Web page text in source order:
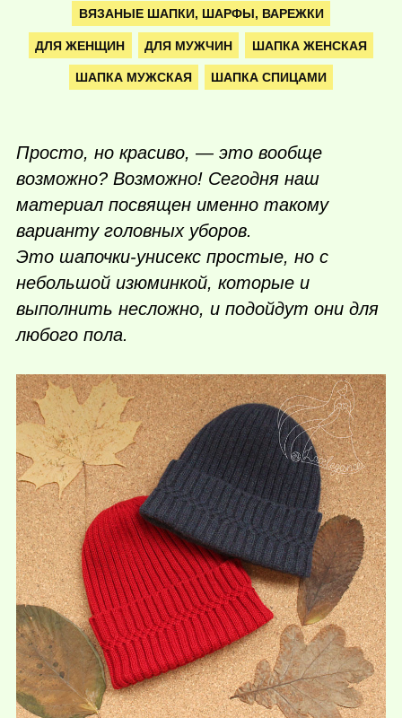
ВЯЗАНЫЕ ШАПКИ, ШАРФЫ, ВАРЕЖКИ
ДЛЯ ЖЕНЩИН ДЛЯ МУЖЧИН ШАПКА ЖЕНСКАЯ
ШАПКА МУЖСКАЯ ШАПКА СПИЦАМИ
Просто, но красиво, — это вообще
возможно? Возможно! Сегодня наш
материал посвящен именно такому
варианту головных уборов.
Это шапочки-унисекс простые, но с
небольшой изюминкой, которые и
выполнить несложно, и подойдут они для
любого пола.